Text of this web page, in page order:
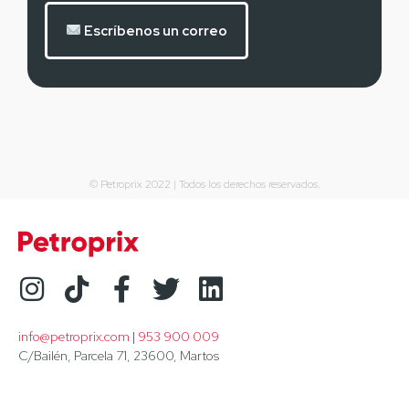
Escríbenos un correo
© Petroprix 2022 | Todos los derechos reservados.
info@petroprix.com | 953 900 009
C/Bailén, Parcela 71, 23600, Martos